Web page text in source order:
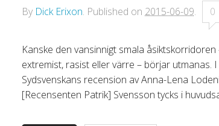
By Dick Erixon. Published on 2015-06-09. 0
Kanske den vansinnigt smala
extremist, rasist eller värre – börjar utmanas.
Sydsvenskans recension av Anna-Lena
[Recensenten Patrik] Svensson tycks i